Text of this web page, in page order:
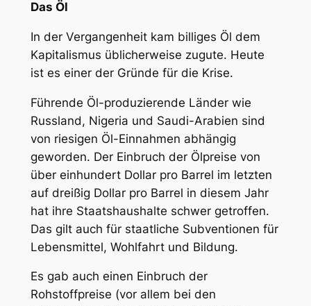
Das Öl
In der Vergangenheit kam billiges Öl dem
Kapitalismus üblicherweise zugute. Heute
ist es einer der Gründe für die Krise.
Führende Öl-produzierende Länder wie
Russland, Nigeria und Saudi-Arabien sind
von riesigen Öl-Einnahmen abhängig
geworden. Der Einbruch der Ölpreise von
über einhundert Dollar pro Barrel im letzten
auf dreißig Dollar pro Barrel in diesem Jahr
hat ihre Staatshaushalte schwer getroffen.
Das gilt auch für staatliche Subventionen für
Lebensmittel, Wohlfahrt und Bildung.
Es gab auch einen Einbruch der
Rohstoffpreise (vor allem bei den